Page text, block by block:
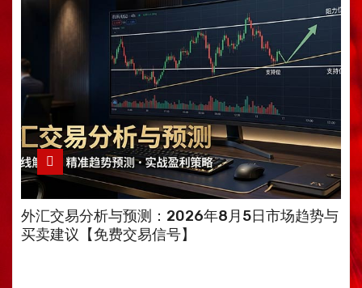
外汇交易分析与预测：2026年8月5日市场趋势与
买卖建议【免费交易信号】